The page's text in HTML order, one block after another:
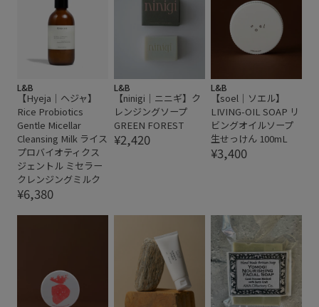
L&B
【Hyeja｜ヘジャ】
Rice Probiotics
Gentle Micellar
Cleansing Milk ライス
プロバイオティクス
ジェントル ミセラー
クレンジングミルク
¥6,380
L&B
【ninigi｜ニニギ】ク
レンジングソープ
GREEN FOREST
¥2,420
L&B
【soel｜ソエル】
LIVING-OIL SOAP リ
ビングオイルソープ
生せっけん 100mL
¥3,400